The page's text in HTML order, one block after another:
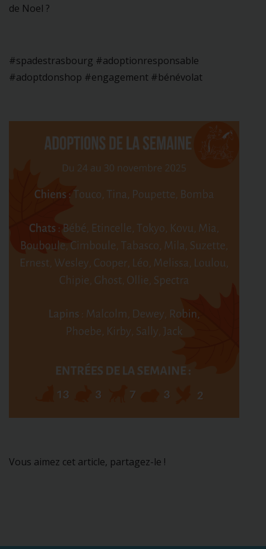
de Noel ?
#spadestrasbourg #adoptionresponsable
#adoptdonshop #engagement #bénévolat
Vous aimez cet article, partagez-le !